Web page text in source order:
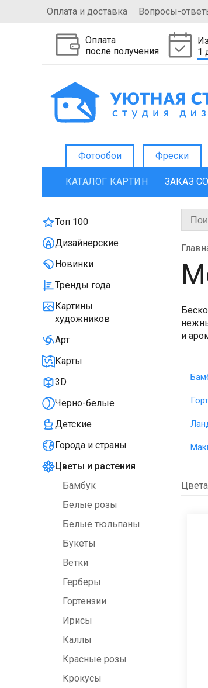
Оплата и доставка Вопросы-
Оплата
после получения
1
Фотообои Фрески
КАТАЛОГ КАРТИН ЗАКАЗ
Топ 100
Дизайнерские
Новинки
Тренды года
Картины
художников
Арт
Карты
3D
Черно-белые
Детские
Города и страны
Цветы и растения
Бамбук
Белые розы
Белые тюльпаны
Букеты
Ветки
Герберы
Гортензии
Ирисы
Каллы
Красные розы
Крокусы
и